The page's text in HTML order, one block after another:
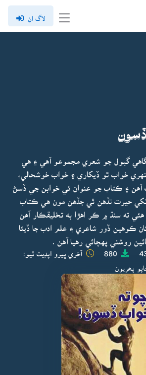
لاگ ان
گبول جو شعري مجموعو آهي ۽ هي
خواب ٿو ڏيکاري ۽ خواب خوشحالي،
آهن ۽ ڪتاب جو عنوان ئي خوابن جي ڏسڻ
حيرت تڏهن ٿي جڏهن مون هي ڪتاب
هئي ته سنڌ ۾ ڪر اهڙا به تخليقڪار آهن
ڪوهين ڏور شاعري ۽ علم ادب جا ڏيئا
روشني پهچائي رهيا آهن ۔
880 آخري ڀيرو اپڊيٽ ٿيو:
ڇاپو پھريون